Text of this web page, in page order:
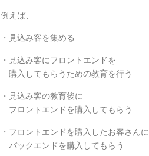
例えば、
・見込み客を集める
・見込み客にフロントエンドを
購入してもらうための教育を行う
・見込み客の教育後に
フロントエンドを購入してもらう
・フロントエンドを購入したお客さんに
バックエンドを購入してもらう